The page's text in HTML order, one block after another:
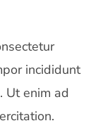
incididunt
Ut enim ad